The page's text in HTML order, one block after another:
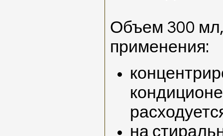
Объем 300
применения:
на